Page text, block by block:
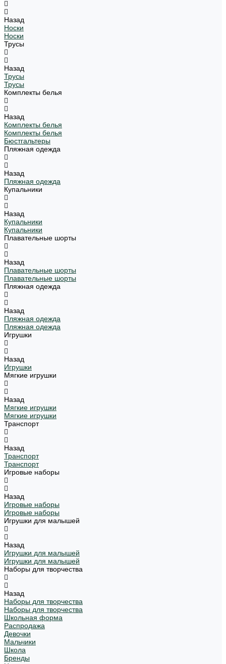
Назад
Носки
Носки
Трусы
Назад
Трусы
Трусы
Комплекты белья
Назад
Комплекты белья
Комплекты белья
Бюстгальтеры
Пляжная одежда
Назад
Пляжная одежда
Купальники
Назад
Купальники
Купальники
Плавательные шорты
Назад
Плавательные шорты
Плавательные шорты
Пляжная одежда
Назад
Пляжная одежда
Пляжная одежда
Игрушки
Назад
Игрушки
Мягкие игрушки
Назад
Мягкие игрушки
Мягкие игрушки
Транспорт
Назад
Транспорт
Транспорт
Игровые наборы
Назад
Игровые наборы
Игровые наборы
Игрушки для малышей
Назад
Игрушки для малышей
Игрушки для малышей
Наборы для творчества
Назад
Наборы для творчества
Наборы для творчества
Школьная форма
Распродажа
Девочки
Мальчики
Школа
Бренды